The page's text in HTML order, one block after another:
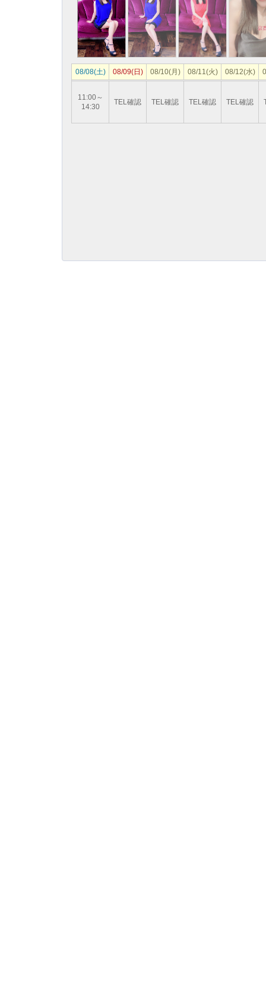
08/08(土) 08/09(日) 08/10(月) 08/11(火) 08/12(水)
11:00～
14:30
TEL確認 TEL確認 TEL確認 TEL確認